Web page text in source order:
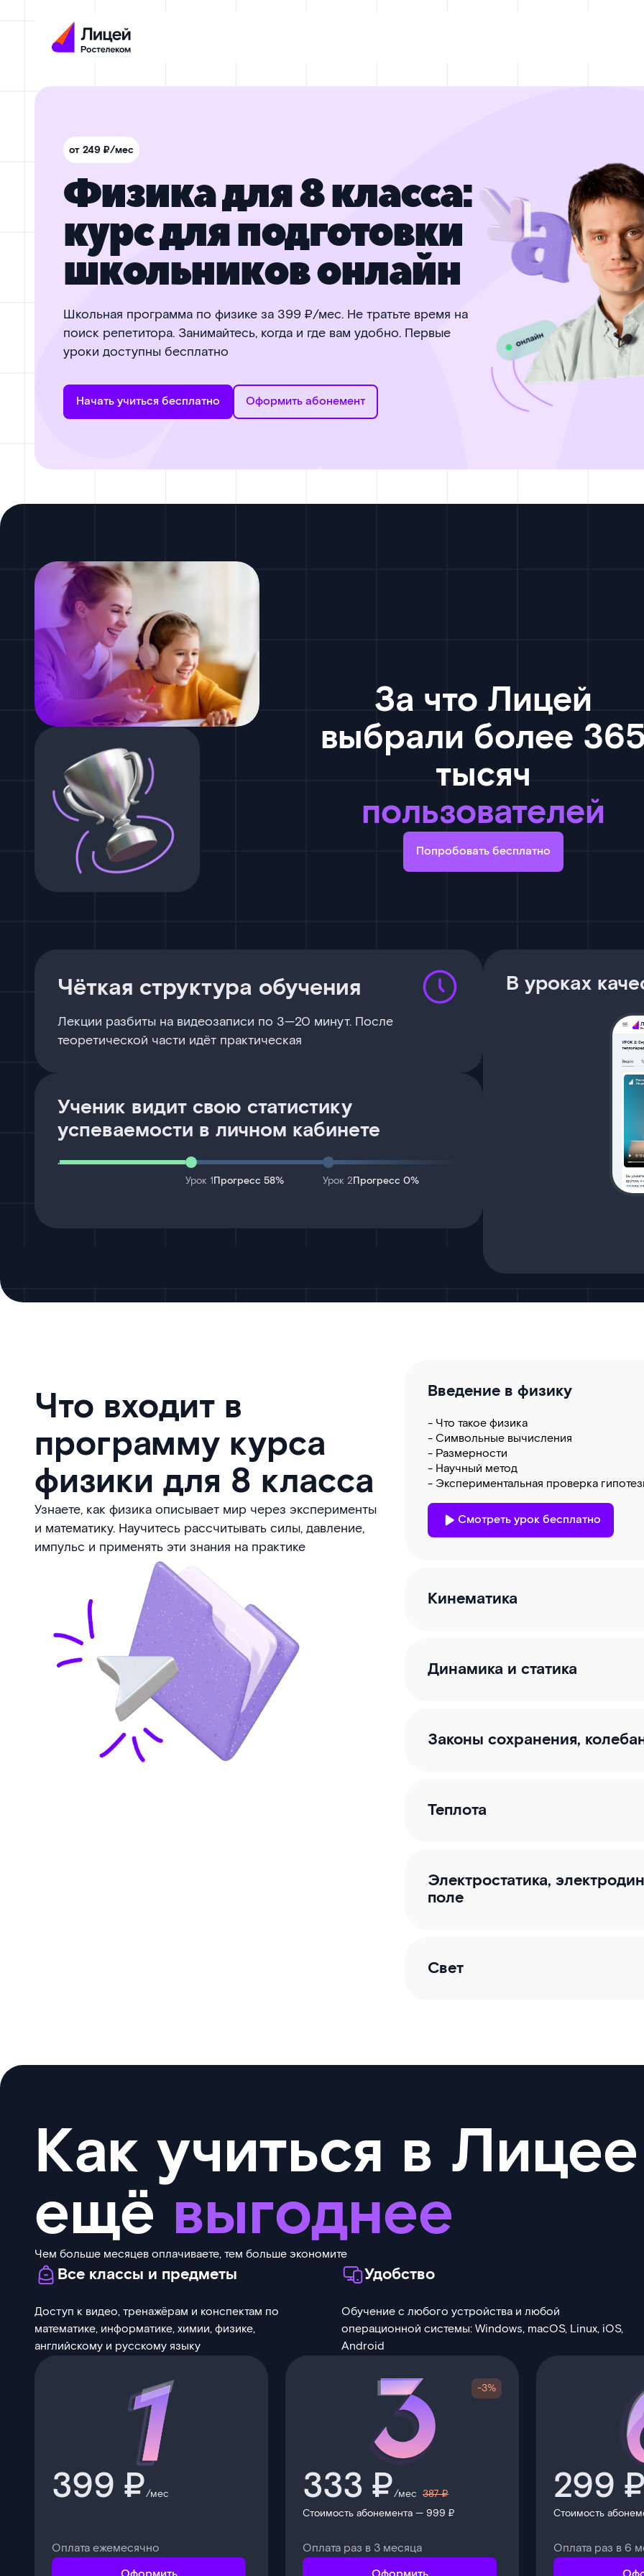
от 249 ₽/мес
Физика для 8 класса:
курс для подготовки
школьников онлайн
Школьная программа по физике за 399 ₽/мес. Не тратьте время на
поиск репетитора. Занимайтесь, когда и где вам удобно. Первые
уроки доступны бесплатно
Начать учиться бесплатно Оформить абонемент
За что Лицей
выбрали более
тысяч
пользователей
Попробовать бесплатно
Чёткая структура обучения
Лекции разбиты на видеозаписи по 3—20 минут. После
теоретической части идёт практическая
Ученик видит свою статистику
успеваемости в личном кабинете
Урок 1Прогресс 58% Урок 2Прогресс 0%
В уроках
Что входит в
программу курса
физики для 8 класса
Узнаете, как физика описывает мир через эксперименты
и математику. Научитесь рассчитывать силы, давление,
импульс и применять эти знания на практике
Введение в физику
- Что такое физика
- Символьные вычисления
- Размерности
- Научный метод
- Экспериментальная проверка
Смотреть урок бесплатно
Кинематика
Динамика и статика
Законы сохранения,
Теплота
Электростатика,
поле
Свет
Как учиться в Лицее
ещё выгоднее
Чем больше месяцев оплачиваете, тем больше экономите
Все классы и предметы
Доступ к видео, тренажёрам и конспектам по
математике, информатике, химии, физике,
английскому и русскому языку
Удобство
Обучение с любого устройства и любой
операционной системы: Windows, macOS, Linux, iOS,
Android
399 ₽/мес
Оплата ежемесячно
-3%
333 ₽/мес 387 ₽
Стоимость абонемента — 999 ₽
Оплата раз в 3 месяца
299
Стоимость
Оплата раз в 6